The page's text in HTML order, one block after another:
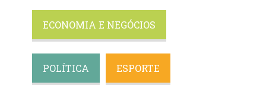
POLÍTICA ESPORTE
ECONOMIA E NEGÓCIOS